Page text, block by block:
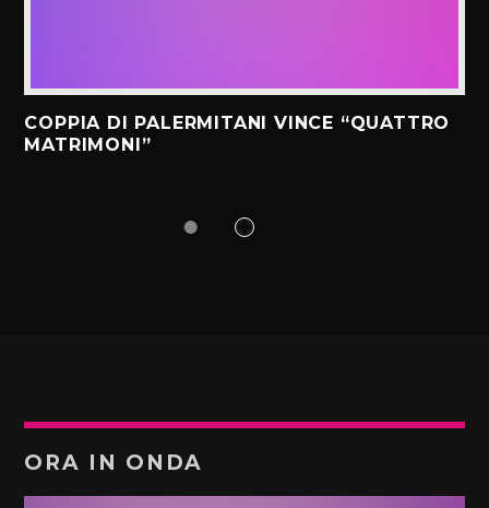
COPPIA DI PALERMITANI VINCE “QUATTRO
MATRIMONI”
ORA IN ONDA